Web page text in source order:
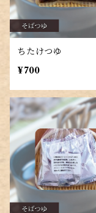
ちたけつゆ
¥700